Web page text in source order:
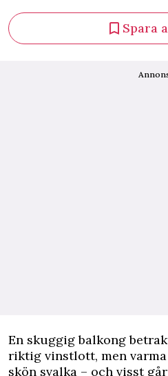
Spara
En skuggig balkong
riktig vinstlott, men varma
skön svalka – och visst